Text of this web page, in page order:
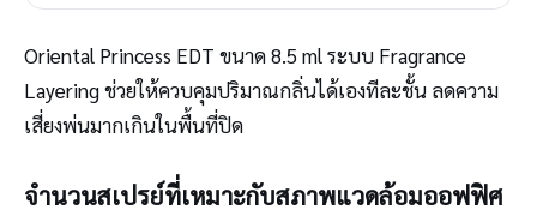
Oriental Princess EDT ขนาด 8.5 ml ระบบ Fragrance
Layering ช่วยให้ควบคุมปริมาณกลิ่นได้เองทีละชั้น ลดความ
เสี่ยงพ่นมากเกินในพื้นที่ปิด
จำนวนสเปรย์ที่เหมาะกับสภาพแวดล้อมออฟฟิศ